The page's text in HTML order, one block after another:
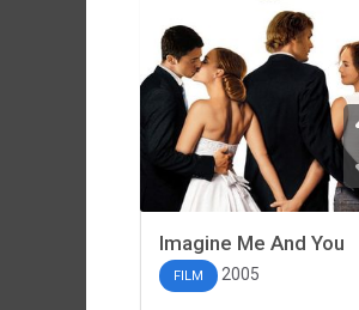
Imagine Me And You
FILM 2005